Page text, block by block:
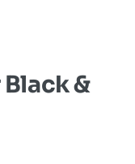
&